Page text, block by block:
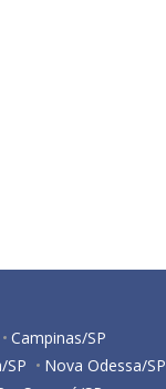
Campinas/SP
SP
Nova Odessa/SP